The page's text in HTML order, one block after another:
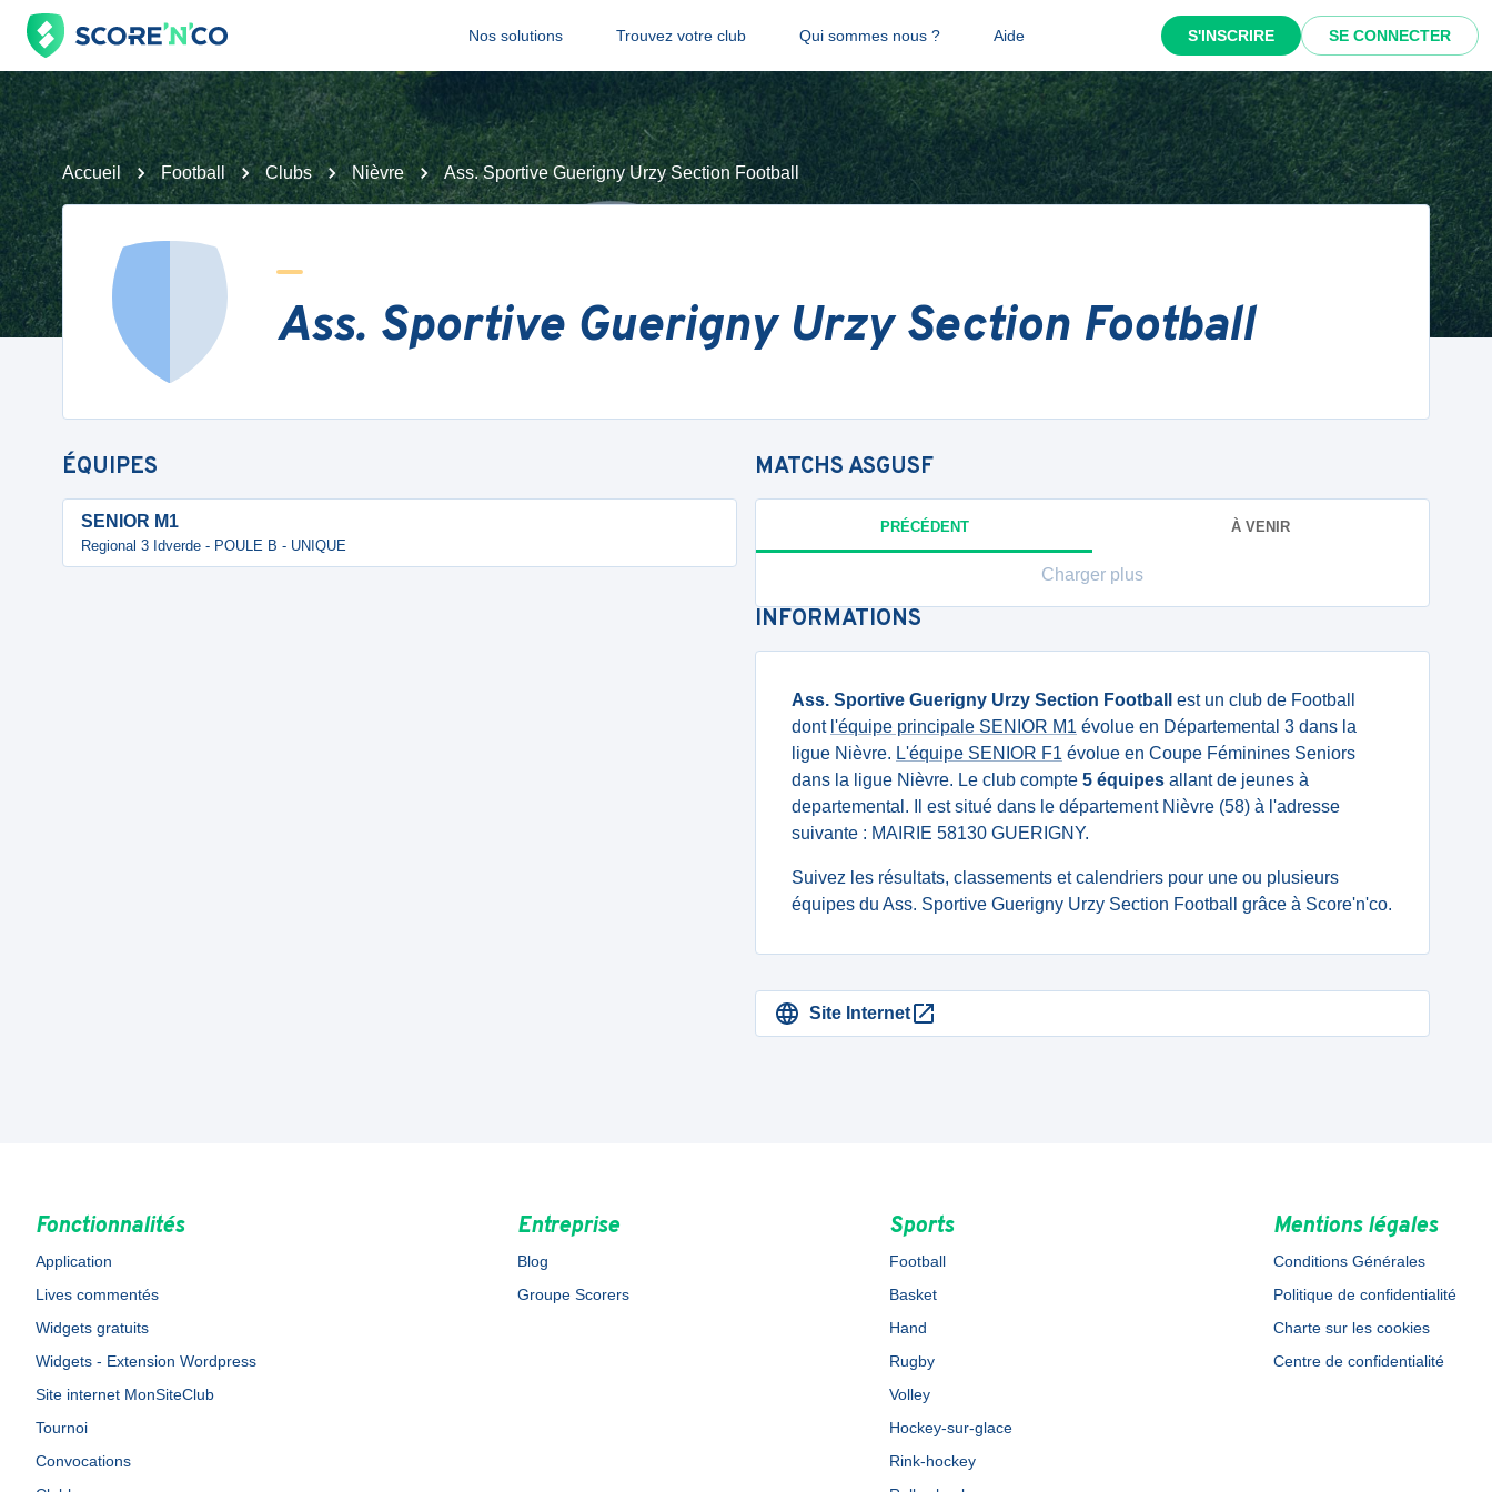
Nos solutions Trouvez votre club Qui sommes nous ? Aide S'INSCRIRE SE CONNECTER
Accueil Football Clubs Nièvre Ass. Sportive Guerigny Urzy Section Football
Ass. Sportive Guerigny Urzy Section Football
ÉQUIPES
SENIOR M1
Regional 3 Idverde - POULE B - UNIQUE
MATCHSASGUSF
PRÉCÉDENT À VENIR
Charger plus
INFORMATIONS
Ass. Sportive Guerigny Urzy Section Football
est un club de Football
dont l'équipe principale SENIOR M1 évolue en Départemental 3 dans la
ligue Nièvre. L'équipe SENIOR F1 évolue en Coupe Féminines Seniors
dans la ligue Nièvre. Le club compte 5 équipes allant de jeunes à
departemental. Il est situé dans le département Nièvre (58) à l'adresse
suivante : MAIRIE 58130 GUERIGNY.
Suivez les résultats, classements et calendriers pour une ou plusieurs
équipes du Ass. Sportive Guerigny Urzy Section Football grâce à Score'n'co.
Site Internet
Fonctionnalités
Application
Lives commentés
Widgets gratuits
Widgets - Extension Wordpress
Site internet MonSiteClub
Tournoi
Convocations
Entreprise
Blog
Groupe Scorers
Sports
Football
Basket
Hand
Rugby
Volley
Hockey-sur-glace
Rink-hockey
Mentions légales
Conditions Générales
Politique de confidentialité
Charte sur les cookies
Centre de confidentialité